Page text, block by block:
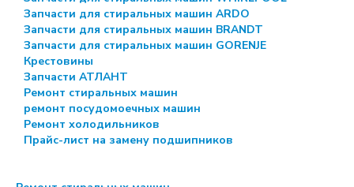
Запчасти для стиральных машин ARDO
Запчасти для стиральных машин BRANDT
Запчасти для стиральных машин GORENJE
Крестовины
Запчасти АТЛАНТ
Ремонт стиральных машин
ремонт посудомоечных машин
Ремонт холодильников
Прайс-лист на замену подшипников